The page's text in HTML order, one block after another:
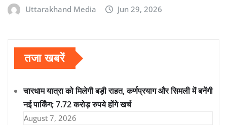
Uttarakhand Media Jun 29, 2026
तजा खबरें
चारधाम यात्रा को मिलेगी बड़ी राहत, कर्णप्रयाग और सिमली में बनेंगी
नई पार्किंग; 7.72 करोड़ रुपये होंगे खर्च
August 7, 2026